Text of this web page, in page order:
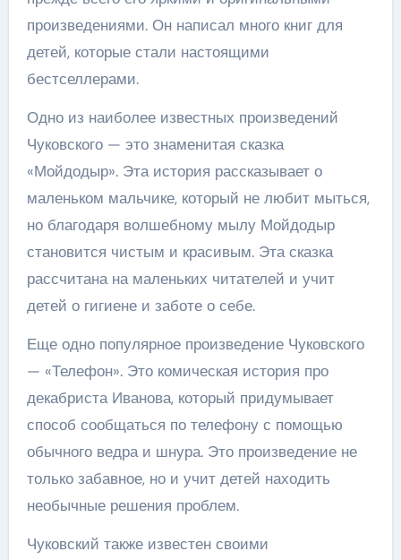
произведениями. Он написал много книг для
детей, которые стали настоящими
бестселлерами.
Одно из наиболее известных произведений
Чуковского — это знаменитая сказка
«Мойдодыр». Эта история рассказывает о
маленьком мальчике, который не любит мыться,
но благодаря волшебному мылу Мойдодыр
становится чистым и красивым. Эта сказка
рассчитана на маленьких читателей и учит
детей о гигиене и заботе о себе.
Еще одно популярное произведение Чуковского
— «Телефон». Это комическая история про
декабриста Иванова, который придумывает
способ сообщаться по телефону с помощью
обычного ведра и шнура. Это произведение не
только забавное, но и учит детей находить
необычные решения проблем.
Чуковский также известен своими